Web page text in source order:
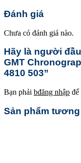
Đánh giá
Chưa có đánh giá nào.
Hãy là người
GMT
4810 503”
Bạn phải bđăng nhập để
Sản phẩm